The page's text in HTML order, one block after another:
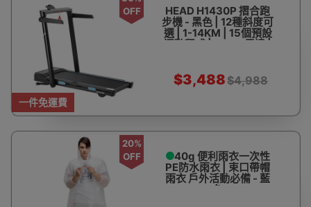
一件免運費
OFF
HEAD H1430P 摺合跑
步機 - 黑色 | 12種斜度可
選 | 1-14KM | 15個預設
運動程式 | 2.0HP馬達 |
$3,488$4,988
20%
OFF
40g 便利雨衣一次性
PE防水雨衣 | 束口帶帽
雨衣 戶外活動必備 - 藍
色